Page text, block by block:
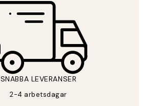
SNABBA LEVERANSER
2-4 arbetsdagar